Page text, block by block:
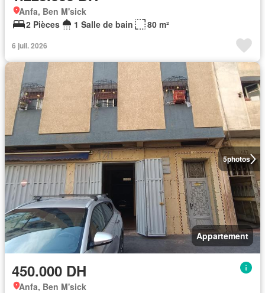
Anfa, Ben M'sick
2 Pièces
1 Salle de bain 80 m²
6 juil. 2026
5photos
Appartement
450.000 DH
Anfa, Ben M'sick